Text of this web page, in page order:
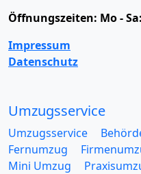
Öffnungszeiten: Mo -
Impressum
Datenschutz
Umzugsservice
Umzugsservice
Fernumzug
Mini Umzug